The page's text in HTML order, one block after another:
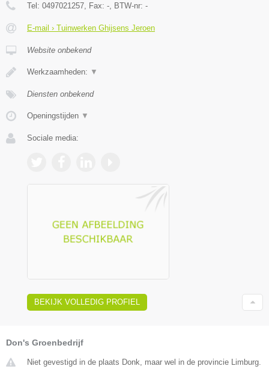
Tel: 0497021257 , Fax: - , BTW-nr: -
E-mail › Tuinwerken Ghijsens Jeroen
Website onbekend
Werkzaamheden: ▼
Diensten onbekend
Openingstijden ▼
Sociale media:
BEKIJK VOLLEDIG PROFIEL
Don's Groenbedrijf
Niet gevestigd in de plaats Donk, maar wel in de provincie Limburg.